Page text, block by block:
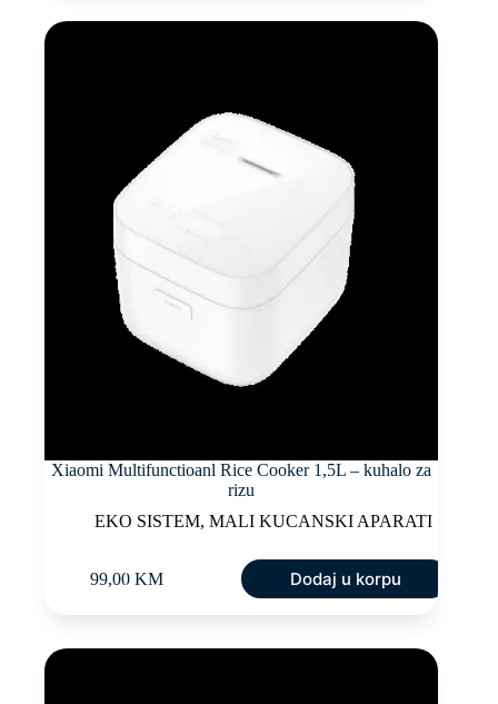
Xiaomi Multifunctioanl Rice Cooker 1,5L – kuhalo za
rizu
EKO SISTEM,MALI KUCANSKI APARATI
99,00 KM Dodaj u korpu